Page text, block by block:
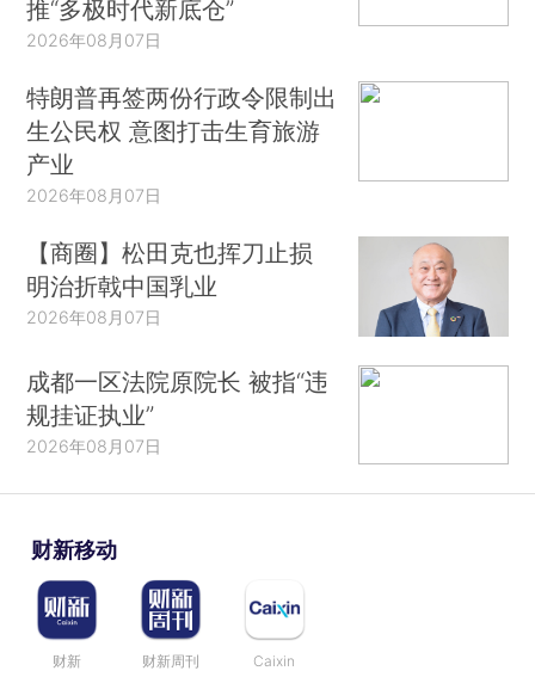
推“多极时代新底仓”
2026年08月07日
特朗普再签两份行政令限制出
生公民权 意图打击生育旅游
产业
2026年08月07日
【商圈】松田克也挥刀止损
明治折戟中国乳业
2026年08月07日
成都一区法院原院长 被指“违
规挂证执业”
2026年08月07日
财新移动
财新 财新周刊 Caixin